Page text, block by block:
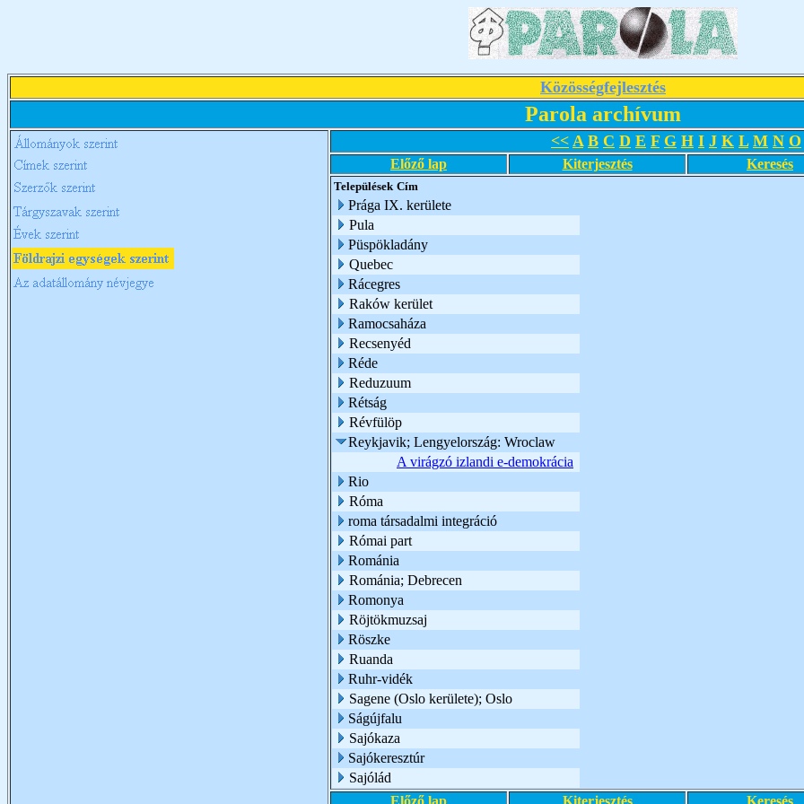
Közösségfejlesztés
Parola archívum
<< A B C D E F G H I J K L M N O
Előző lap Kiterjesztés Keresés
Települések Cím
Prága IX. kerülete
Pula
Püspökladány
Quebec
Rácegres
Raków kerület
Ramocsaháza
Recsenyéd
Réde
Reduzuum
Rétság
Révfülöp
Reykjavik; Lengyelország: Wroclaw
A virágzó izlandi e-demokrácia
Rio
Róma
roma társadalmi integráció
Római part
Románia
Románia; Debrecen
Romonya
Röjtökmuzsaj
Röszke
Ruanda
Ruhr-vidék
Sagene (Oslo kerülete); Oslo
Ságújfalu
Sajókaza
Sajókeresztúr
Sajólád
Előző lap
Kiterjesztés Keresés